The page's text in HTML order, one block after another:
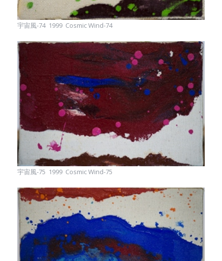
宇宙風-74 1999 Cosmic Wind-74
宇宙風-75 1999 Cosmic Wind-75